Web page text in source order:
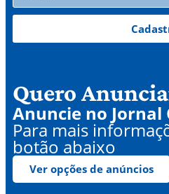
Quero
Anuncie no Jornal
Para mais
botão abaixo
Ver opções de anúncios